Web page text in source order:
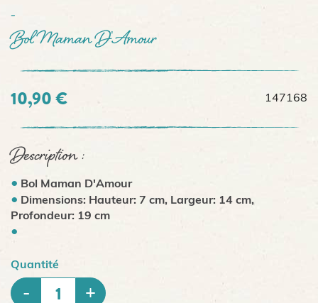
-
Bol Maman D'Amour
10,90 € 147168
Description :
Bol Maman D'Amour
Dimensions: Hauteur: 7 cm, Largeur: 14 cm,
Profondeur: 19 cm
Quantité